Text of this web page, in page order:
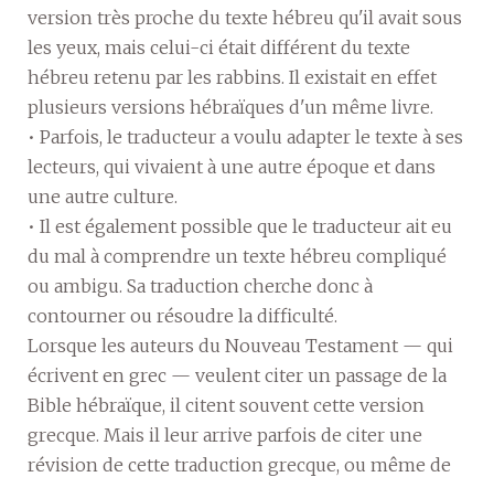
version très proche du texte hébreu qu'il avait sous
les yeux, mais celui-ci était différent du texte
hébreu retenu par les rabbins. Il existait en effet
plusieurs versions hébraïques d'un même livre.
• Parfois, le traducteur a voulu adapter le texte à ses
lecteurs, qui vivaient à une autre époque et dans
une autre culture.
• Il est également possible que le traducteur ait eu
du mal à comprendre un texte hébreu compliqué
ou ambigu. Sa traduction cherche donc à
contourner ou résoudre la difficulté.
Lorsque les auteurs du Nouveau Testament — qui
écrivent en grec — veulent citer un passage de la
Bible hébraïque, il citent souvent cette version
grecque. Mais il leur arrive parfois de citer une
révision de cette traduction grecque, ou même de